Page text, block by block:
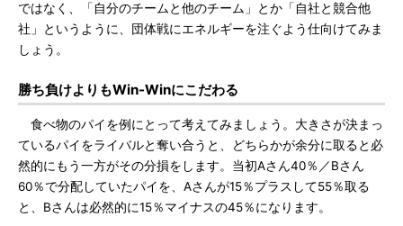
ではなく、「自分のチームと他のチーム」とか「自社と競合他
社」というように、団体戦にエネルギーを注ぐよう仕向けてみま
しょう。
勝ち負けよりもWin-Winにこだわる
食べ物のパイを例にとって考えてみましょう。大きさが決まっ
ているパイをライバルと奪い合うと、どちらかが余分に取ると必
然的にもう一方がその分損をします。当初Aさん40％／Bさん
60％で分配していたパイを、Aさんが15％プラスして55％取る
と、Bさんは必然的に15％マイナスの45％になります。